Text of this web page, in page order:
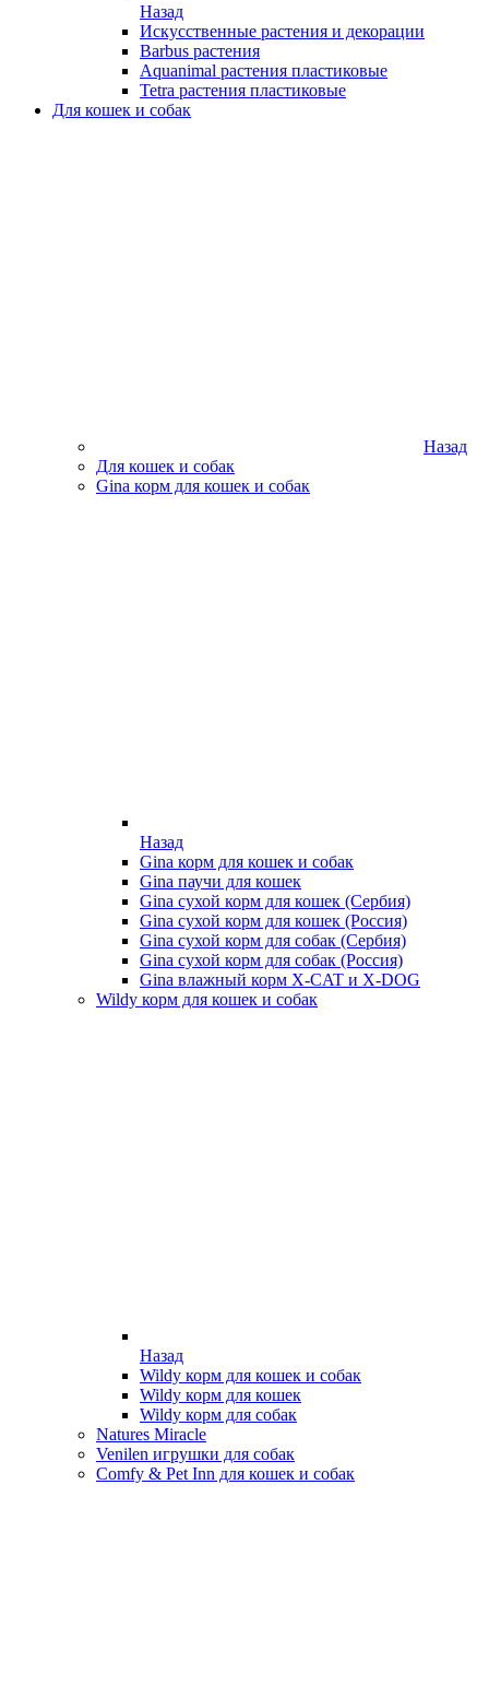
Назад
Искусственные растения и декорации
Barbus растения
Aquanimal растения пластиковые
Tetra растения пластиковые
Для кошек и собак
Назад
Для кошек и собак
Gina корм для кошек и собак
Назад
Gina корм для кошек и собак
Gina паучи для кошек
Gina сухой корм для кошек (Сербия)
Gina сухой корм для кошек (Россия)
Gina сухой корм для собак (Сербия)
Gina сухой корм для собак (Россия)
Gina влажный корм X-CAT и X-DOG
Wildy корм для кошек и собак
Назад
Wildy корм для кошек и собак
Wildy корм для кошек
Wildy корм для собак
Natures Miracle
Venilen игрушки для собак
Comfy & Pet Inn для кошек и собак